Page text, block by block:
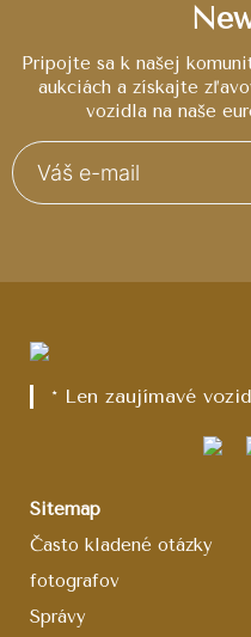
Pripojte sa k našej
aukciách a získajte
vozidla na naše
* Len zaujímavé
Sitemap
Často kladené otázky
fotografov
Správy